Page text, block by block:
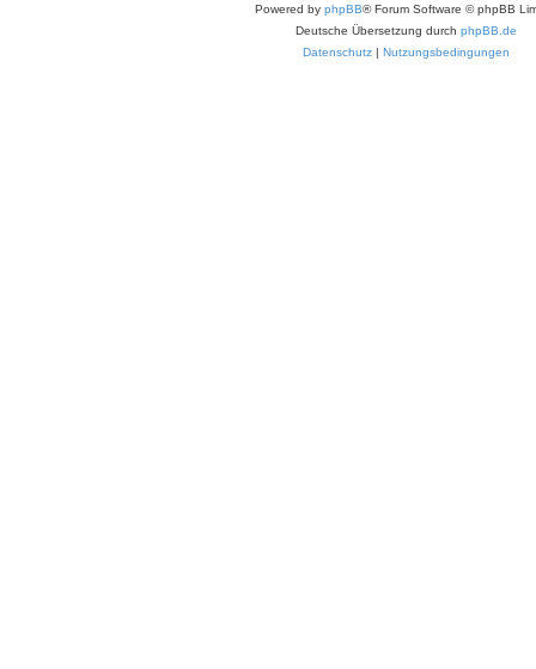
Powered by phpBB® Forum Software © phpBB
Deutsche Übersetzung durch phpBB.de
Datenschutz | Nutzungsbedingungen